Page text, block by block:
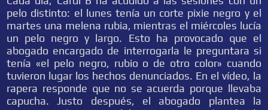
pelo distinto: el lunes tenía un corte pixie negro y el
martes una melena rubia, mientras el miércoles lucía
un pelo negro y largo. Esto ha provocado que el
abogado encargado de interrogarla le preguntara si
tenía «el pelo negro, rubio o de otro color» cuando
tuvieron lugar los hechos denunciados. En el vídeo, la
rapera responde que no se acuerda porque llevaba
capucha. Justo después, el abogado plantea la